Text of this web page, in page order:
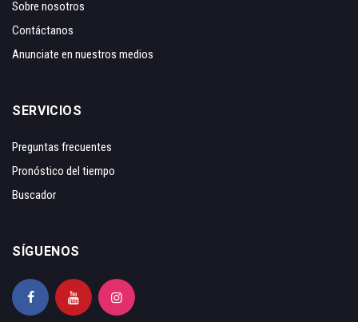
Sobre nosotros
Contáctanos
Anunciate en nuestros medios
SERVICIOS
Preguntas frecuentes
Pronóstico del tiempo
Buscador
SÍGUENOS